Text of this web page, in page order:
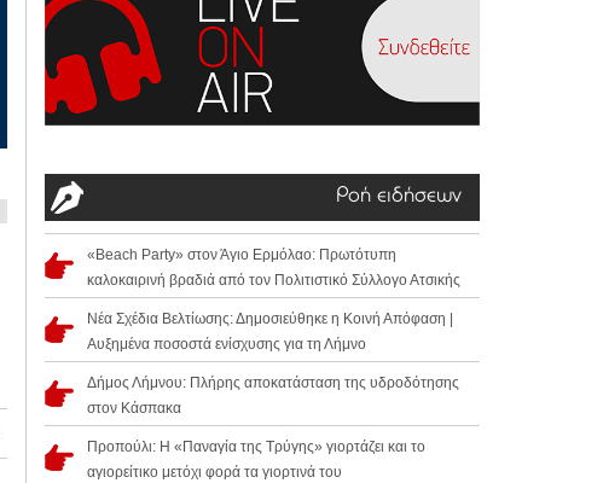
Ροή ειδήσεων
«Beach Party» στον Άγιο Ερμόλαο: Πρωτότυπη
καλοκαιρινή βραδιά από τον Πολιτιστικό Σύλλογο Ατσικής
Νέα Σχέδια Βελτίωσης: Δημοσιεύθηκε η Κοινή Απόφαση |
Αυξημένα ποσοστά ενίσχυσης για τη Λήμνο
Δήμος Λήμνου: Πλήρης αποκατάσταση της υδροδότησης
στον Κάσπακα
Προπούλι: Η «Παναγία της Τρύγης» γιορτάζει και το
αγιορείτικο μετόχι φορά τα γιορτινά του